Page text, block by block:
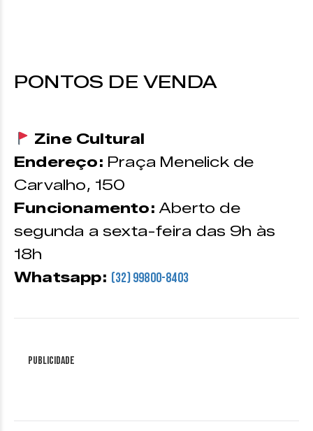
PONTOS DE VENDA
Zine Cultural
Endereço: Praça Menelick de
Carvalho, 150
Funcionamento:Aberto de
segunda a sexta-feira das 9h às
18h
Whatsapp: (32) 99800-8403
Publicidade